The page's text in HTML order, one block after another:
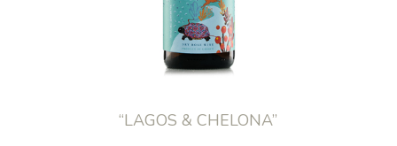
“LAGOS & CHELONA”